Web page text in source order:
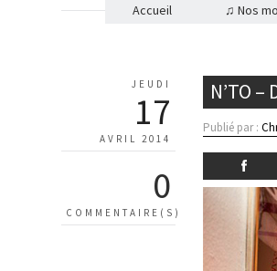
Accueil ♫ Nos
JEUDI
17
AVRIL 2014
0
COMMENTAIRE(S)
N’TO –
Publié par :